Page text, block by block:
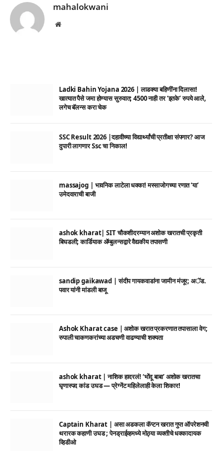
mahalokwani
Website
Ladki Bahin Yojana 2026 | लाडक्या बहिणींना दिलासा!
खात्यात पैसे जमा होण्यास सुरुवात; 4500 नाही तर ‘इतके’ रुपये आले,
लगेच बॅलन्स करा चेक
SSC Result 2026 |दहावीच्या विद्यार्थ्यांची प्रतीक्षा संपणार? आज
दुपारी लागणार Ssc चा निकाल!
massajog | भावनिक लाटेला धक्का! मस्साजोगच्या रणात ‘या’
उमेदवाराची बाजी
ashok kharat| SIT चौकशीदरम्यान अशोक खरातची प्रकृती
बिघडली; कार्डियाक ॲम्बुलन्सद्वारे वैद्यकीय तपासणी
sandip gaikawad | संदीप गायकवाडांना जामीन मंजूर; अॅड.
पवार यांनी मांडली बाजू
Ashok Kharat case | अशोक खरात प्रकरणात तपासाला वेग;
रुपाली चाकणकरांच्या अडचणी वाढण्याची शक्यता
ashok kharat | नाशिक हादरलं! ‘भोंदू बाबा’ अशोक खरातचा
घृणास्पद कांड उघड — प्रेग्नेंट महिलेलाही केला शिकार!
Captain Kharat | असा अडकला कॅप्टन खरात गुप्त ऑपरेशनची
थरारक कहाणी उघड ; पेनड्राईव्हमध्ये मोठ्या व्यक्तीचे धक्कादायक
व्हिडीओ